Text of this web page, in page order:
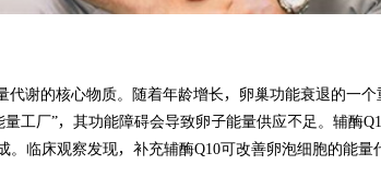
代谢的核心物质。随着年龄增长，卵巢功能衰退的一
工厂”，其功能障碍会导致卵子能量供应不足。辅酶
。临床观察发现，补充辅酶Q10可改善卵泡细胞的能量